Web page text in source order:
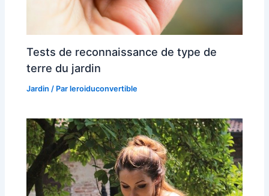
Tests de reconnaissance de type de
terre du jardin
Jardin / Parleroiduconvertible